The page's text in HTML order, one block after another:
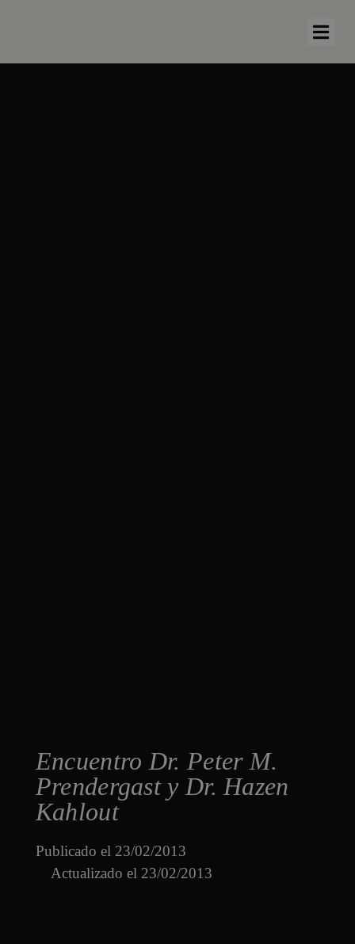
Encuentro Dr. Peter M.
Prendergast y Dr. Hazen
Kahlout
Publicado el 23/02/2013
Actualizado el 23/02/2013